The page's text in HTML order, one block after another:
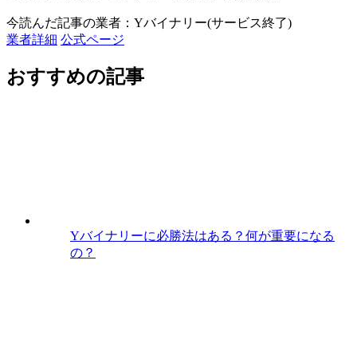
今読んだ記事の業者：Yバイナリー(サービス終了)
業者詳細 公式ページ
おすすめの記事
Yバイナリーに必勝法はある？何が重要になる
の？